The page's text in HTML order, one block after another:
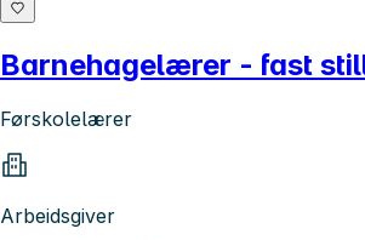
Barnehagelærer - fast
Førskolelærer
Arbeidsgiver